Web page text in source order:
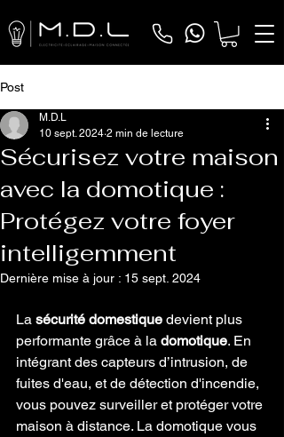
Post
Sécurisez votre maison
avec la domotique :
Protégez votre foyer
intelligemment
M.D.L
10 sept. 2024 2 min de lecture
Dernière mise à jour : 15 sept. 2024
La sécurité domestique devient plus
performante grâce à la domotique. En
intégrant des capteurs d’intrusion, de
fuites d'eau, et de détection d'incendie,
vous pouvez surveiller et protéger votre
maison à distance. La domotique vous